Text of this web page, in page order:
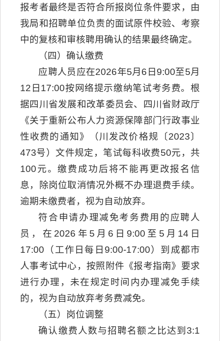
报考者最终是否符合所报岗位条件要求，由
我局和招聘单位负责的面试原件校验、考察
中的复核和审核聘用确认的结果最终确定。
（四）确认缴费
应聘人员应在2026年5月6日9:00至5月
12日17:00按网络提示缴纳笔试考务费。根
据四川省发展和改革委员会、四川省财政厅
《关于重新公布人力资源保障部门行政事业
性收费的通知》（川发改价格规〔2023〕
473号）文件规定，笔试每科收费50元，共
100元。缴费成功后将不能再更改报名信
息，除岗位取消情况外概不办理退费手续。
逾期未缴费者，视为自动放弃。
符合申请办理减免考务费用的应聘人
员，在2026年5月6日9:00至5月14日
17:00（工作日每日9:00-17:00）到成都市
人事考试中心，按照附件《报考指南》要求
进行办理，未在规定时间内办理减免手续
的，视为自动放弃考务费减免。
（五）岗位调整
确认缴费人数与招聘名额之比达到3:1